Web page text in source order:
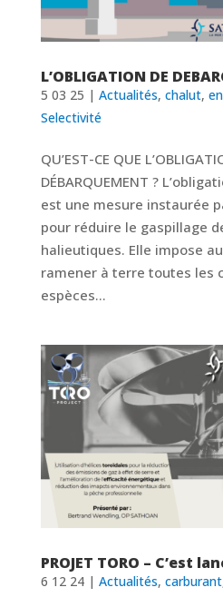
L’OBLIGATION DE
5 03 25 | Actualités, chalut,
Selectivité
QU’EST-CE QUE
DÉBARQUEMENT ?
est une mesure instaurée
pour réduire le gaspillage
halieutiques. Elle impose
ramener à terre toutes les
espèces...
PROJET TORO – C’est
6 12 24| Actualités, carburant